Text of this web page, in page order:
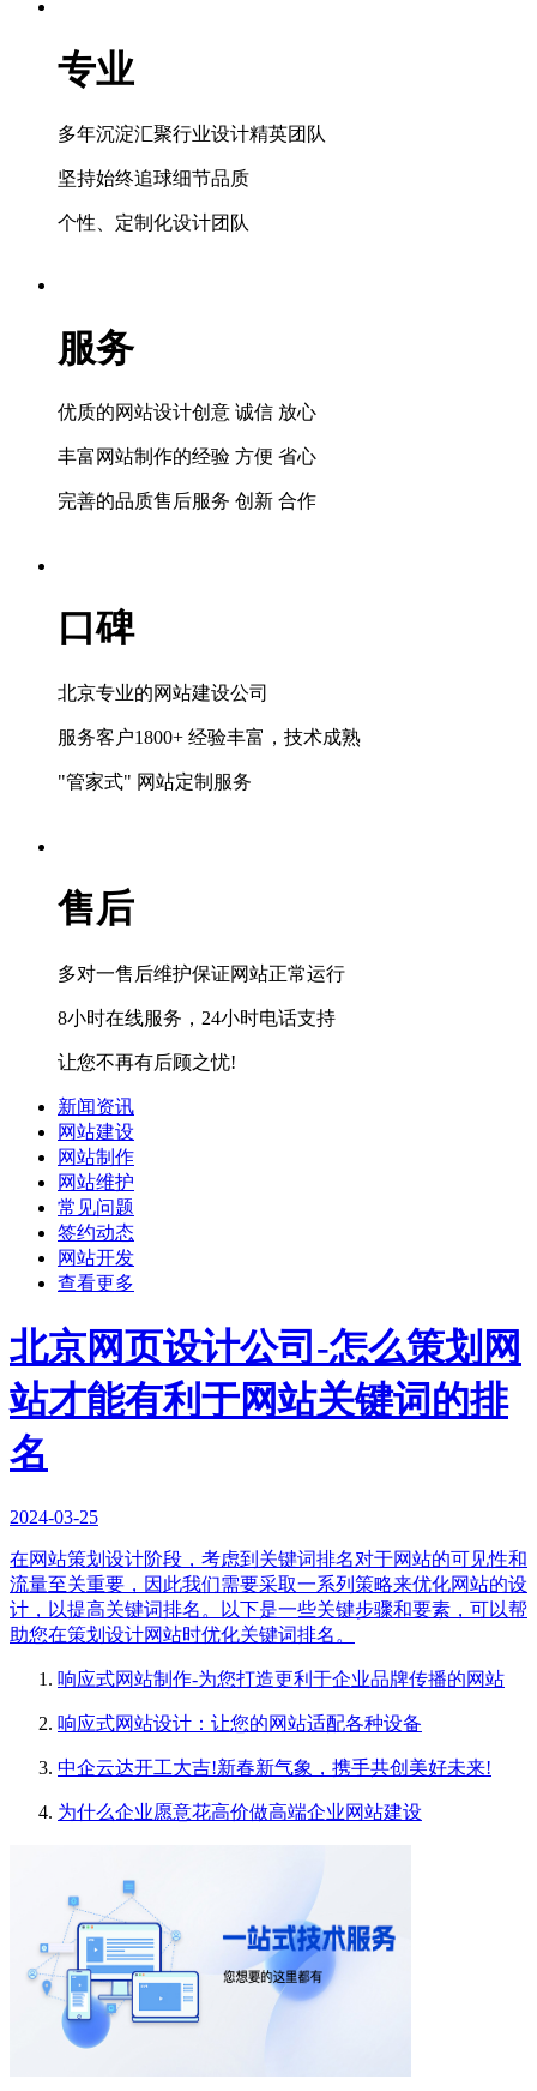
专业
多年沉淀汇聚行业设计精英团队
坚持始终追球细节品质
个性、定制化设计团队
服务
优质的网站设计创意 诚信 放心
丰富网站制作的经验 方便 省心
完善的品质售后服务 创新 合作
口碑
北京专业的网站建设公司
服务客户1800+ 经验丰富，技术成熟
"管家式" 网站定制服务
售后
多对一售后维护保证网站正常运行
8小时在线服务，24小时电话支持
让您不再有后顾之忧!
新闻资讯
网站建设
网站制作
网站维护
常见问题
签约动态
网站开发
查看更多
北京网页设计公司-怎么策划网
站才能有利于网站关键词的排
名
2024-03-25
在网站策划设计阶段，考虑到关键词排名对于网站的可见性和
流量至关重要，因此我们需要采取一系列策略来优化网站的设
计，以提高关键词排名。以下是一些关键步骤和要素，可以帮
助您在策划设计网站时优化关键词排名。
响应式网站制作-为您打造更利于企业品牌传播的网站
响应式网站设计：让您的网站适配各种设备
中企云达开工大吉!新春新气象，携手共创美好未来!
为什么企业愿意花高价做高端企业网站建设